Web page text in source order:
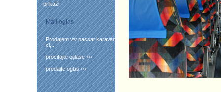
prikaži
Mali oglasi
Prodajem vw passat karavan
cl,...
procitajte oglase ›››
predajte oglas ›››